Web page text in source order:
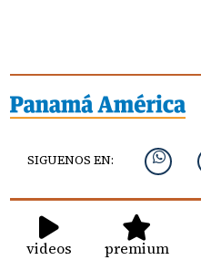
SIGUENOS EN:
videos premium